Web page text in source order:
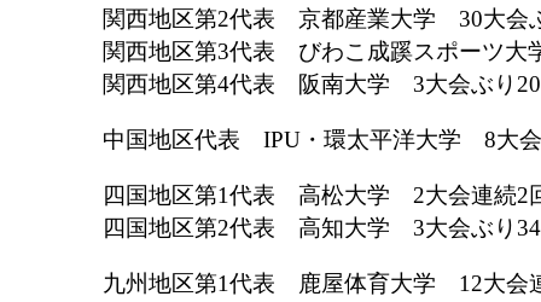
関西地区第2代表 京都産業大学 30大会
関西地区第3代表 びわこ成蹊スポーツ
関西地区第4代表 阪南大学 3大会ぶり
中国地区代表 IPU・環太平洋大学 8大
四国地区第1代表 高松大学 2大会連続2
四国地区第2代表 高知大学 3大会ぶり
九州地区第1代表 鹿屋体育大学 12大会